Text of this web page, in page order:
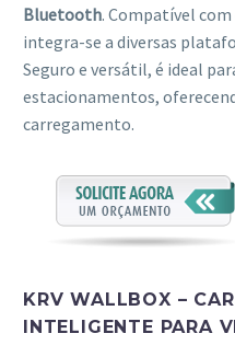
Bluetooth. Compatível com
integra-se a diversas
Seguro e versátil, é ideal
estacionamentos,
carregamento.
KRV WALLBOX –
INTELIGENTE PARA